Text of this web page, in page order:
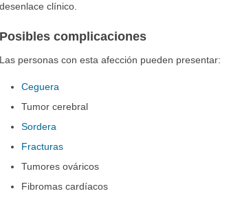
desenlace clínico.
Posibles complicaciones
Las personas con esta afección pueden presentar:
Ceguera
Tumor cerebral
Sordera
Fracturas
Tumores ováricos
Fibromas cardíacos